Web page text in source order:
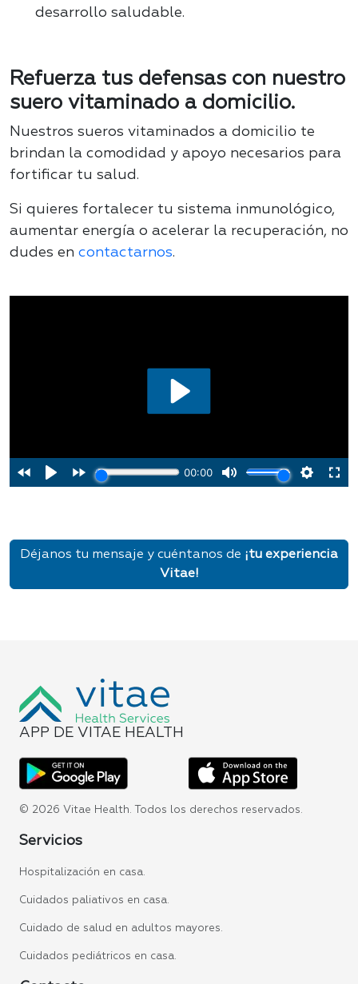
desarrollo saludable.
Refuerza tus defensas con nuestro
suero vitaminado a domicilio.
Nuestros sueros vitaminados a domicilio te
brindan la comodidad y apoyo necesarios para
fortificar tu salud.
Si quieres fortalecer tu sistema inmunológico,
aumentar energía o acelerar la recuperación, no
dudes en contactarnos.
Déjanos tu mensaje y cuéntanos de ¡tu experiencia
Vitae!
APP DE VITAE HEALTH
© 2026 Vitae Health. Todos los derechos reservados.
Servicios
Hospitalización en casa.
Cuidados paliativos en casa.
Cuidado de salud en adultos mayores.
Cuidados pediátricos en casa.